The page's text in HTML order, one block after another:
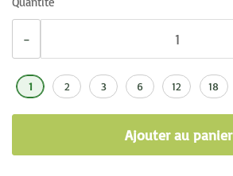
−
1 2 3 6 12 18
Ajouter au panier